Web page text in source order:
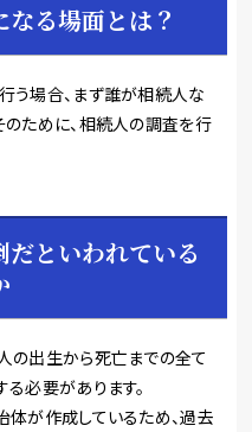
る場面とは？
う場合、まず誰が相続人な
ために、相続人の調査を行
といわれている
の出生から死亡までの全て
必要があります。
体が作成しているため、過去